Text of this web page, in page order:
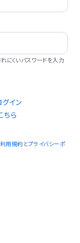
にくいパスワードを入力
グイン
ちら
利用規約 とプライバシーポ